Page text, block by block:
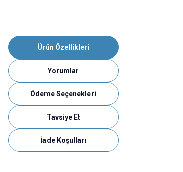
Ürün Özellikleri
Yorumlar
Ödeme Seçenekleri
Tavsiye Et
İade Koşulları